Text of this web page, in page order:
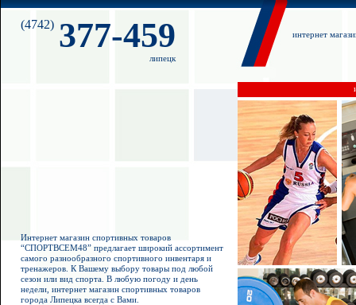
(4742) 377-459
липецк
интернет
Интернет магазин спортивных товаров
“СПОРТВСЕМ48” предлагает широкий ассортимент
самого разнообразного спортивного инвентаря и
тренажеров. К Вашему выбору товары под любой
сезон или вид спорта. В любую погоду и день
недели, интернет магазин спортивных товаров
города Липецка всегда с Вами.